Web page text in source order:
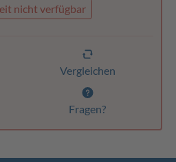
nicht verfügbar
Vergleichen
Fragen?